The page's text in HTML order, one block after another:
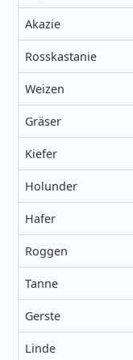
Akazie
Rosskastanie
Weizen
Gräser
Kiefer
Holunder
Hafer
Roggen
Tanne
Gerste
Linde